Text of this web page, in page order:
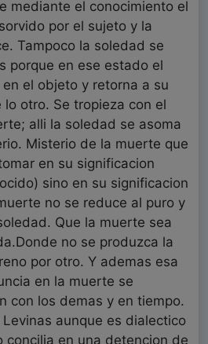
mediante el conocimiento el
por el sujeto y la
Tampoco la soledad se
porque en ese estado el
el objeto y retorna a su
otro. Se tropieza con el
alli la soledad se asoma
Misterio de la muerte que
en su significacion
sino en su significacion
no se reduce al puro y
Que la muerte sea
no se produzca la
por otro. Y ademas esa
en la muerte se
con los demas y en tiempo.
aunque es dialectico
concilia en una detencion de